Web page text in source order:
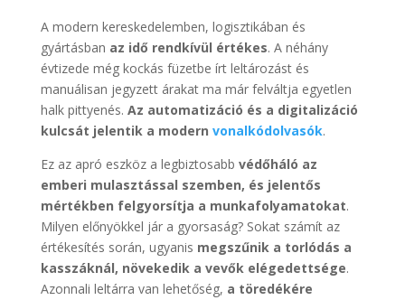
A modern kereskedelemben, logisztikában és
gyártásban az idő rendkívül értékes. A néhány
évtizede még kockás füzetbe írt leltározást és
manuálisan jegyzett árakat ma már felváltja egyetlen
halk pittyenés. Az automatizáció és a digitalizáció
kulcsát jelentik a modern vonalkódolvasók.
Ez az apró eszköz a legbiztosabb védőháló az
emberi mulasztással szemben, és jelentős
mértékben felgyorsítja a munkafolyamatokat.
Milyen előnyökkel jár a gyorsaság? Sokat számít az
értékesítés során, ugyanis megszűnik a torlódás a
kasszáknál, növekedik a vevők elégedettsége.
Azonnali leltárra van lehetőség, a töredékére